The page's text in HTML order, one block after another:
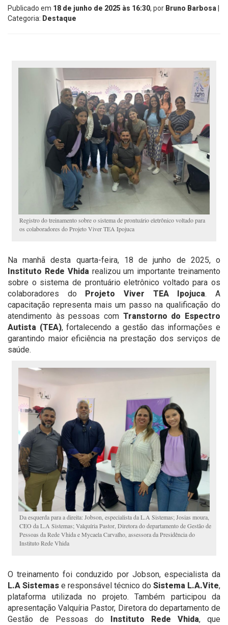
Publicado em 18 de junho de 2025 às 16:30, por Bruno Barbosa
Categoria: Destaque
Registro do treinamento sobre o sistema de prontuário eletrônico voltado para
os colaboradores do Projeto Viver TEA Ipojuca
Na manhã desta quarta-feira, 18 de junho de 2025, o
Instituto Rede Vhidarealizou um importante treinamento
sobre o sistema de prontuário eletrônico voltado para os
colaboradores do
Projeto Viver TEA Ipojuca. A
capacitação representa mais um passo na qualificação do
atendimento às pessoas com Transtorno do Espectro
Autista (TEA), fortalecendo a gestão das informações e
garantindo maior eficiência na prestação dos serviços de
saúde.
Da esquerda para a direita: Jobson, especialista da L.A Sistemas; Josias moura,
CEO da L.A Sistemas; Valquíria Pastor, Diretora do departamento de Gestão de
Pessoas da Rede Vhida e Mycaela Carvalho, assessora da Presidência do
Instituto Rede Vhida
O treinamento foi conduzido por Jobson, especialista da
L.A Sistemas e responsável técnico do Sistema L.A.Vite,
plataforma utilizada no projeto. Também participou da
apresentação Valquíria Pastor, Diretora do departamento de
Gestão de Pessoas do Instituto Rede Vhida, que